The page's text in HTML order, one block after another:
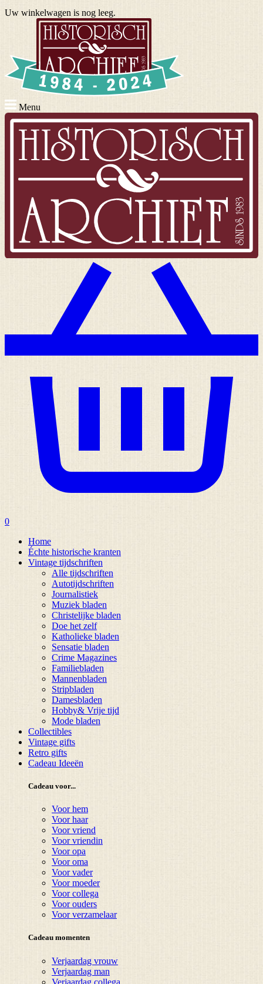
Uw winkelwagen is nog leeg.
Menu
0
Home
Échte historische kranten
Vintage tijdschriften
Alle tijdschriften
Autotijdschriften
Journalistiek
Muziek bladen
Christelijke bladen
Doe het zelf
Katholieke bladen
Sensatie bladen
Crime Magazines
Familiebladen
Mannenbladen
Stripbladen
Damesbladen
Hobby& Vrije tijd
Mode bladen
Collectibles
Vintage gifts
Retro gifts
Cadeau Ideeën
Cadeau voor...
Voor hem
Voor haar
Voor vriend
Voor vriendin
Voor opa
Voor oma
Voor vader
Voor moeder
Voor collega
Voor ouders
Voor verzamelaar
Cadeau momenten
Verjaardag vrouw
Verjaardag man
Verjaardag collega